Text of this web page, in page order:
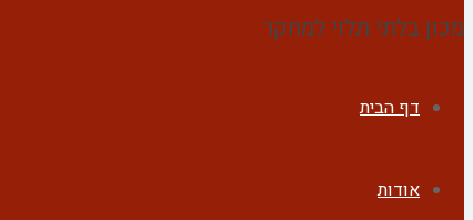
מכון בלתי תלוי למחקר
דף הבית
אודות